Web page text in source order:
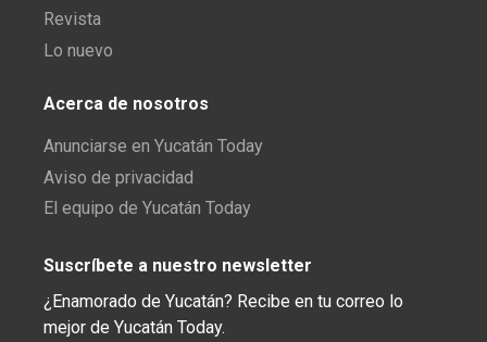
Revista
Lo nuevo
Acerca de nosotros
Anunciarse en Yucatán Today
Aviso de privacidad
El equipo de Yucatán Today
Suscríbete a nuestro newsletter
¿Enamorado de Yucatán? Recibe en tu correo lo
mejor de Yucatán Today.